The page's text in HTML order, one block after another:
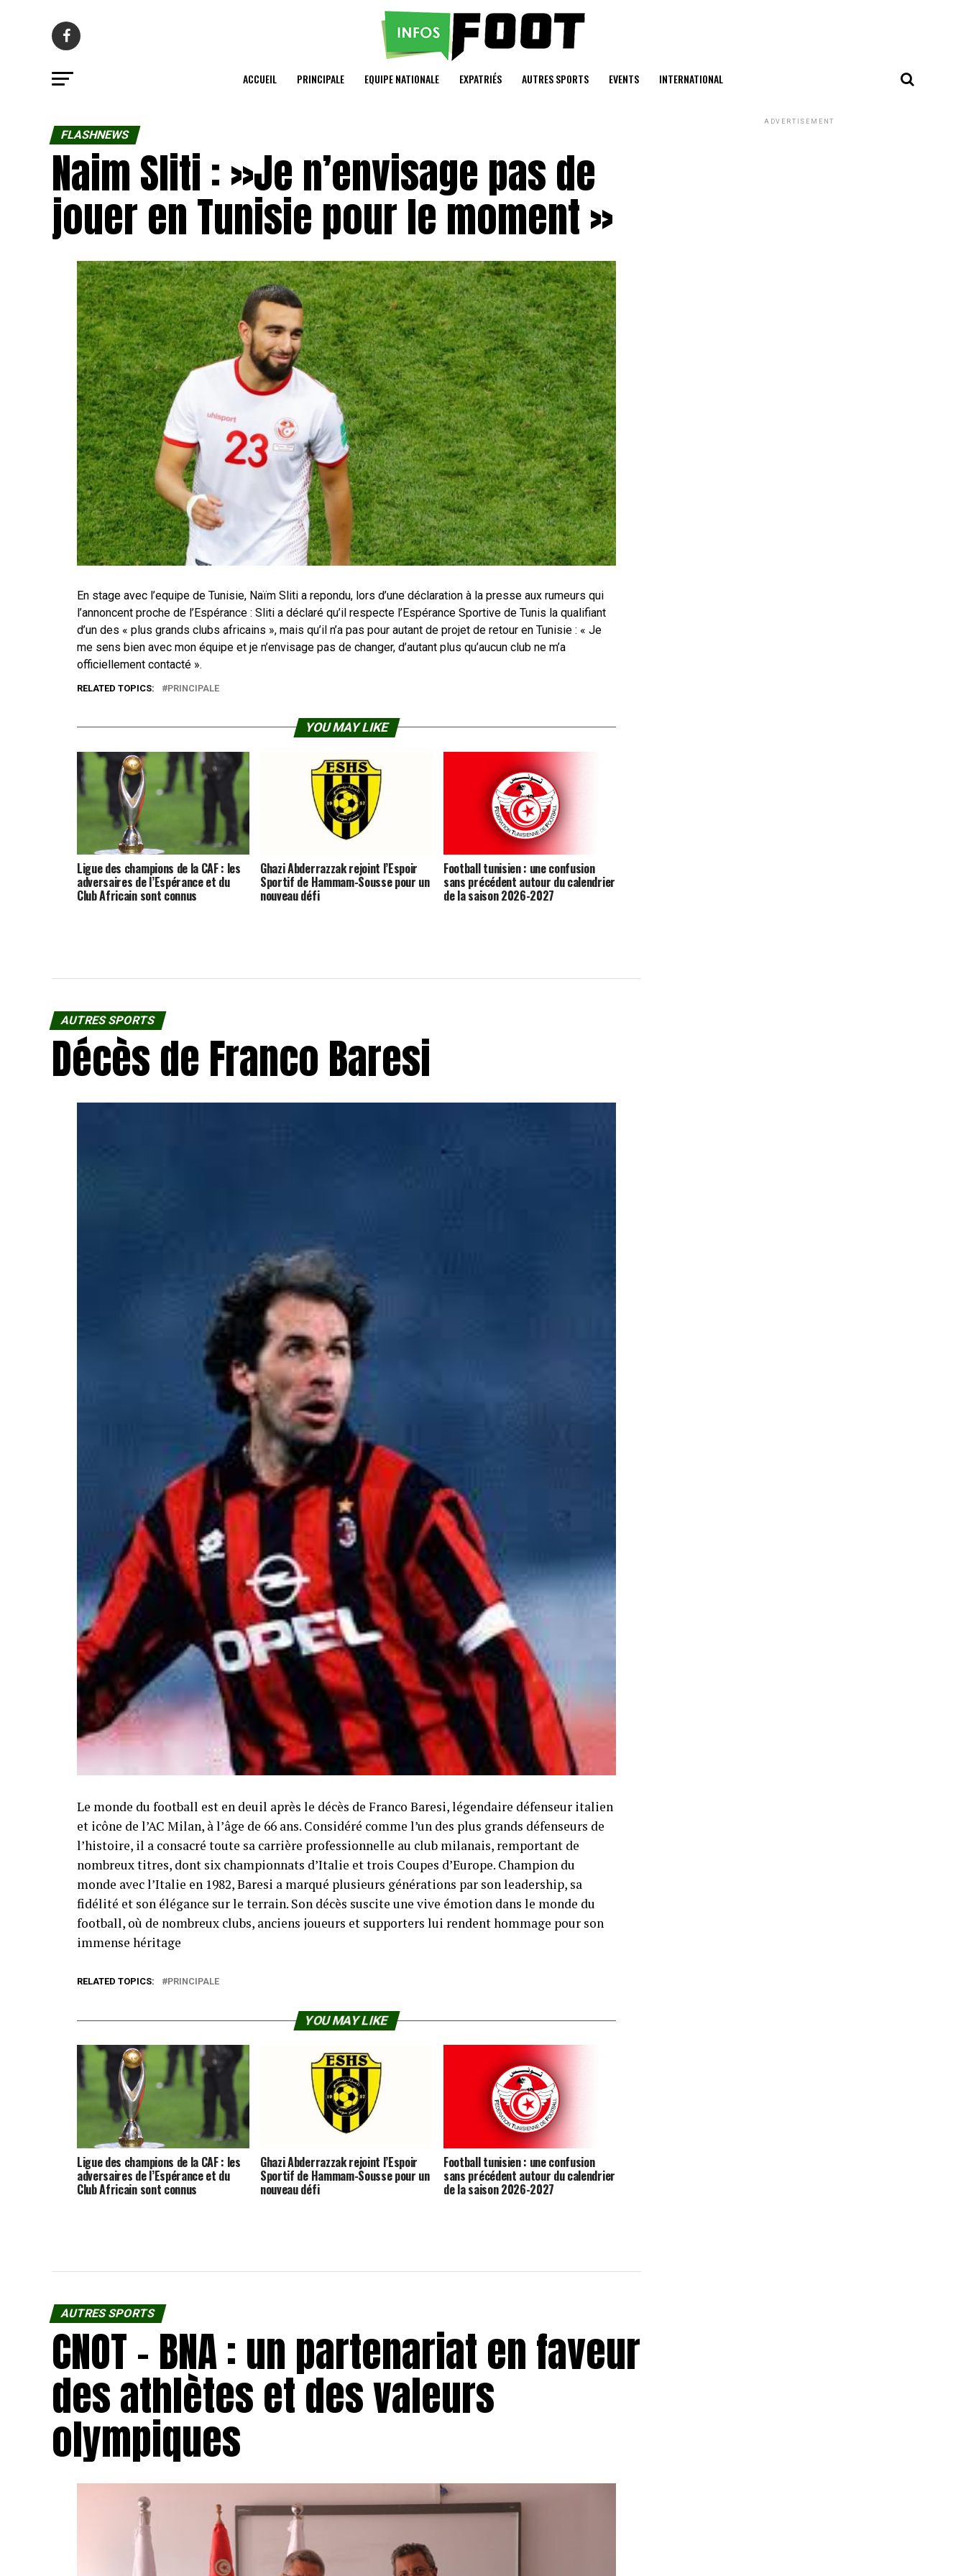
ACCUEIL PRINCIPALE EQUIPE NATIONALE EXPATRIÉS AUTRES SPORTS EVENTS INTERNATIONAL
FLASHNEWS
Naim Sliti : »Je n’envisage pas de
jouer en Tunisie pour le moment »
En stage avec l’equipe de Tunisie, Naïm Sliti a repondu, lors d’une déclaration à la presse aux rumeurs qui
l’annoncent proche de l’Espérance : Sliti a déclaré qu’il respecte l’Espérance Sportive de Tunis la qualifiant
d’un des « plus grands clubs africains », mais qu’il n’a pas pour autant de projet de retour en Tunisie : « Je
me sens bien avec mon équipe et je n’envisage pas de changer, d’autant plus qu’aucun club ne m’a
officiellement contacté ».
RELATED TOPICS: PRINCIPALE
YOU MAY LIKE
Ligue des champions de la CAF : les
adversaires de l’Espérance et du
Club Africain sont connus
Ghazi Abderrazzak rejoint l’Espoir
Sportif de Hammam-Sousse pour un
nouveau défi
Football tunisien : une confusion
sans précédent autour du calendrier
de la saison 2026-2027
AUTRES SPORTS
Décès de Franco Baresi
Le monde du football est en deuil après le décès de Franco Baresi, légendaire défenseur italien
et icône de l’AC Milan, à l’âge de 66 ans. Considéré comme l’un des plus grands défenseurs de
l’histoire, il a consacré toute sa carrière professionnelle au club milanais, remportant de
nombreux titres, dont six championnats d’Italie et trois Coupes d’Europe. Champion du
monde avec l’Italie en 1982, Baresi a marqué plusieurs générations par son leadership, sa
fidélité et son élégance sur le terrain. Son décès suscite une vive émotion dans le monde du
football, où de nombreux clubs, anciens joueurs et supporters lui rendent hommage pour son
immense héritage
RELATED TOPICS: PRINCIPALE
YOU MAY LIKE
Ligue des champions de la CAF : les
adversaires de l’Espérance et du
Club Africain sont connus
Ghazi Abderrazzak rejoint l’Espoir
Sportif de Hammam-Sousse pour un
nouveau défi
Football tunisien : une confusion
sans précédent autour du calendrier
de la saison 2026-2027
AUTRES SPORTS
CNOT – BNA : un partenariat en faveur
des athlètes et des valeurs
olympiques
ADVERTISEMENT